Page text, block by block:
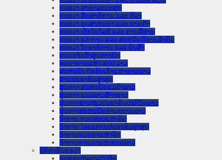
ກະຊວງ ສາທາລະນະສຸກ
ກະຊວງ ສຶກສາທິການ ແລະ ກິລາ
ກະຊວງ ອຸດສາຫະກຳ ແລະ ການຄ້າ
ກະຊວງ ເຕັກໂນໂລຊີ ແລະ ການສື່ສານ
ກະຊວງ ແຮງງານ ແລະ ສະຫວັດດີການສັງຄົມ
ກະຊວງ ໂຍທາທິການ ແລະ ຂົນສົ່ງ
ຄະນະຈັດຕັ້ງສູນກາງພັກ
ທະນາຄານແຫ່ງ ສປປ ລາວ
ສະຫະພັນນັກຮົບເກົ່າແຫ່ງຊາດລາວ
ສານປະຊາຊົນສູງສຸດ
ສູນກາງ ສະຫະພັນແມ່ຍິງລາວ
ສູນກາງ ແນວລາວສ້າງຊາດ
ສູນກາງຊາວໜຸ່ມປະຊາຊົນປະຕິວັດລາວ
ສູນກາງສະຫະພັນກຳມະບານລາວ
ອົງການ ກວດສອບແຫ່ງລັດ
ອົງການ ໄອຍະການປະຊາຊົນສູງສຸດ
ອົງການກວດກາແຫ່ງລັດ
ອົງການກາແດງແຫ່ງຊາດລາວ
ນິຕິກໍາຂັ້ນແຂວງ
ນະ​ຄອນ​ຫລວງວຽງຈັນ